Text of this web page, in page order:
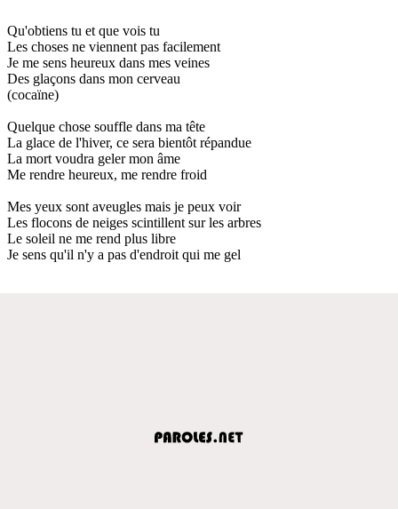
Qu'obtiens tu et que vois tu
Les choses ne viennent pas facilement
Je me sens heureux dans mes veines
Des glaçons dans mon cerveau
(cocaïne)
Quelque chose souffle dans ma tête
La glace de l'hiver, ce sera bientôt répandue
La mort voudra geler mon âme
Me rendre heureux, me rendre froid
Mes yeux sont aveugles mais je peux voir
Les flocons de neiges scintillent sur les arbres
Le soleil ne me rend plus libre
Je sens qu'il n'y a pas d'endroit qui me gel